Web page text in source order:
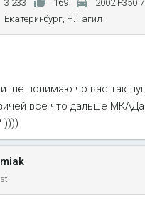
3 233 169
2002 F350
Екатеринбург, Н. Тагил
не понимаю чо вас так
все что дальше
))))